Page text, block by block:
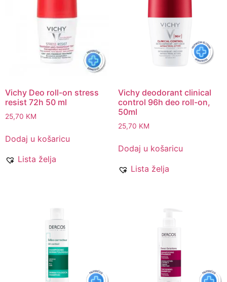
Vichy Deo roll-on stress
resist 72h 50 ml
25,70 KM
Dodaj u košaricu
Lista želja
Vichy deodorant clinical
control 96h deo roll-on,
50ml
25,70 KM
Dodaj u košaricu
Lista želja